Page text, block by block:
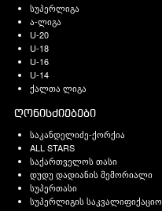
სუპერლიგა
ა-ლიგა
U-20
U-18
U-16
U-14
ქალთა ლიგა
ღონისძიებები
საკანდელიძე-ქორქია
ALL STARS
საქართველოს თასი
დუდუ დადიანის მემორიალი
სუპერთასი
სუპერლიგის საკვალიფიქაციო